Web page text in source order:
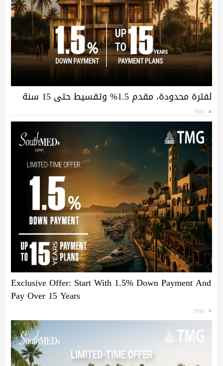
لفترة محدودة، مقدم 1.5% وتقسيط حتى 15 سنة
TMG
Exclusive Offer: Start With 1.5% Down Payment And
Pay Over 15 Years
TMG